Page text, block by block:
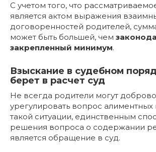
С учетом того, что
является актом выражения
договоренностей родителей,
может быть большей, чем
закрепленный минимум.
Взыскание в судебном
берет в расчет суд
Не всегда родители могут
урегулировать вопрос алиментных
такой ситуации, единственным
решения вопроса о содержании
является обращение в суд.